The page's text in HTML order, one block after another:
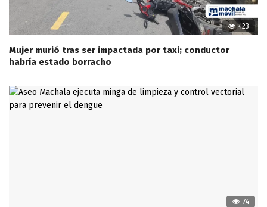
423
Mujer murió tras ser impactada por taxi; conductor
habría estado borracho
74